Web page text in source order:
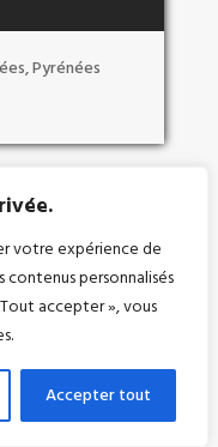
votre expérience de
personnalisés
accepter », vous
Accepter tout
,Pyrénées
de l’Ours